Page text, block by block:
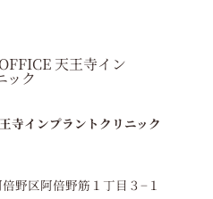
寺インプラントクリニック
野区阿倍野筋１丁目３−１